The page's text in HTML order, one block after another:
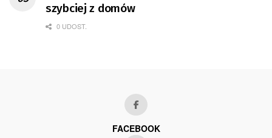
szybciej z domów
0 UDOST.
FACEBOOK